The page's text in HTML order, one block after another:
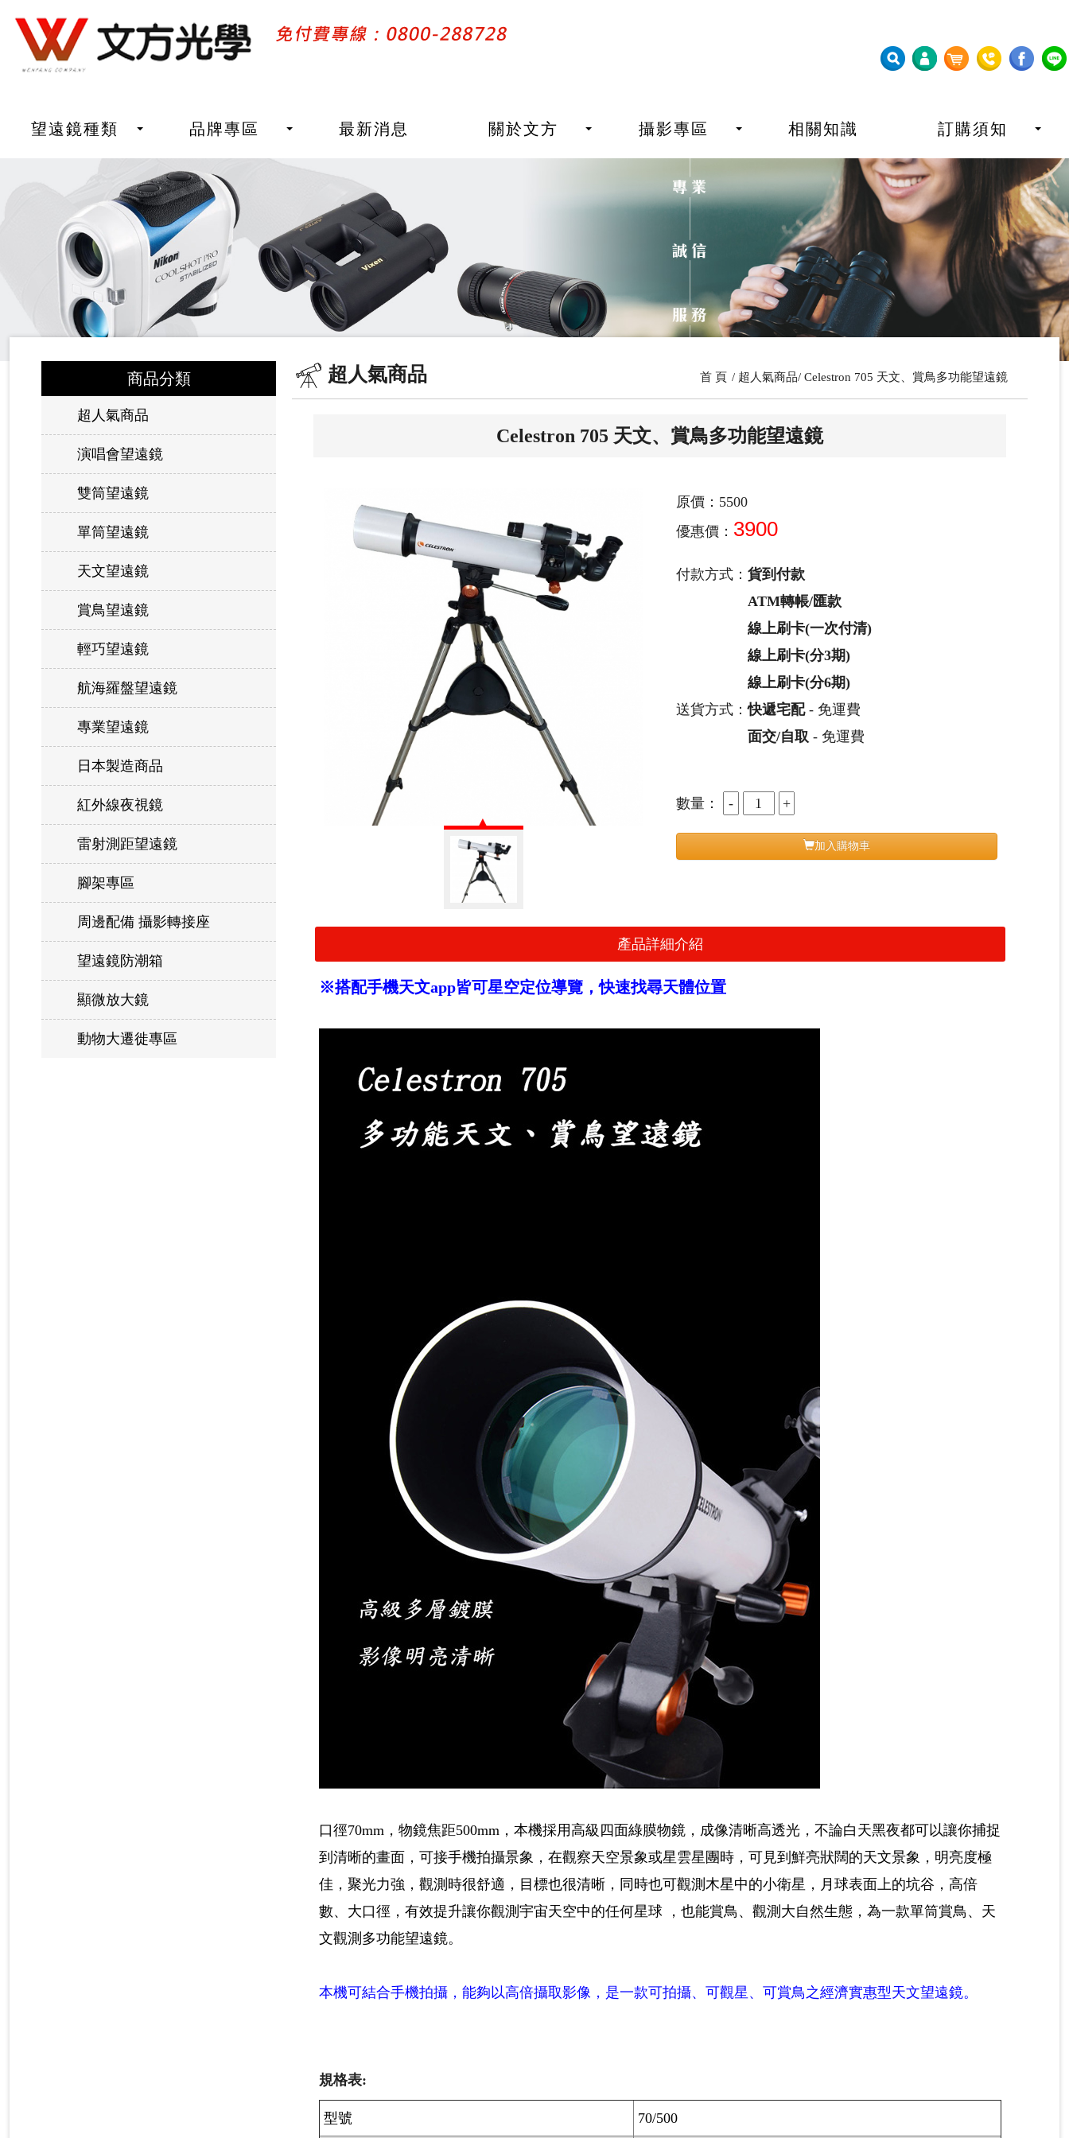
望遠鏡種類 品牌專區 最新消息 關於文方 攝影專區 相關知識 訂購須知
商品分類
超人氣商品
演唱會望遠鏡
雙筒望遠鏡
單筒望遠鏡
天文望遠鏡
賞鳥望遠鏡
輕巧望遠鏡
航海羅盤望遠鏡
專業望遠鏡
日本製造商品
紅外線夜視鏡
雷射測距望遠鏡
腳架專區
周邊配備 攝影轉接座
望遠鏡防潮箱
顯微放大鏡
動物大遷徙專區
超人氣商品 首 頁 超人氣商品 Celestron 705 天文、賞鳥多功能望遠鏡
Celestron 705 天文、賞鳥多功能望遠鏡
原價：5500
優惠價： 3900
付款方式： 貨到付款
ATM轉帳/匯款
線上刷卡(一次付清)
線上刷卡(分3期)
線上刷卡(分6期)
送貨方式：快遞宅配- 免運費
面交/自取 - 免運費
數量：
加入購物車
產品詳細介紹
※搭配手機天文app皆可星空定位導覽，快速找尋天體位置
口徑70mm，物鏡焦距500mm，本機採用高級四面綠膜物鏡，成像清晰高透光，不論白天黑夜都可以讓你捕捉
到清晰的畫面，可接手機拍攝景象，在觀察天空景象或星雲星團時，可見到鮮亮狀闊的天文景象，明亮度極
佳，聚光力強，觀測時很舒適，目標也很清晰，同時也可觀測木星中的小衛星，月球表面上的坑谷，高倍
數、大口徑，有效提升讓你觀測宇宙天空中的任何星球 ，也能賞鳥、觀測大自然生態，為一款單筒賞鳥、天
文觀測多功能望遠鏡。
本機可結合手機拍攝，能夠以高倍攝取影像，是一款可拍攝、可觀星、可賞鳥之經濟實惠型天文望遠鏡。
規格表:
型號 70/500